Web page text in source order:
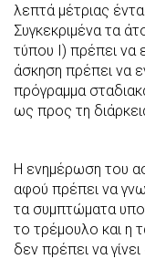
λεπτά μέτριας
Συγκεκριμένα τα
τύπου Ι) πρέπει να
άσκηση πρέπει να
πρόγραμμα
ως προς τη
Η ενημέρωση του
αφού πρέπει να
τα συμπτώματα
το τρέμουλο και η
δεν πρέπει να